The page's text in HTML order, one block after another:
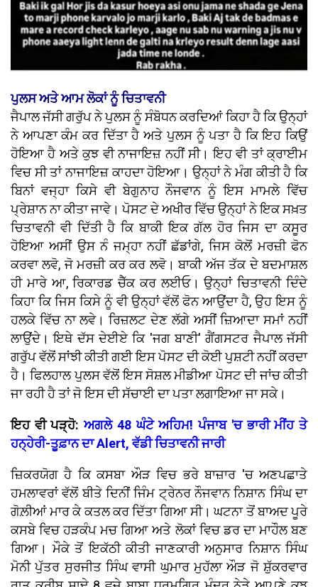
ਪੁਲਸ ਅਤੇ ਆਮ ਲੋਕਾਂ ਨੂੰ ਚਿਤਾਵਨੀ
ਜੈਪਾਲ ਜੱਸੀ ਗਰੁੱਪ ਨੇ ਪੁਲਸ ਨੂੰ ਸੰਬੋਧਨ ਕਰਦਿਆਂ ਕਿਹਾ ਹੈ ਕਿ ਉਨ੍ਹਾਂ
ਨੇ ਆਪਣਾ ਕੰਮ ਕਰ ਦਿੱਤਾ ਹੈ ਅਤੇ ਪੁਲਸ ਨੂੰ ਪਤਾ ਹੈ ਕਿ ਇਹ ਕਿਉਂ
ਹੋਇਆ ਹੈ ਅਤੇ ਕੁਝ ਵੀ ਨਾਜਾਇਜ਼ ਨਹੀਂ ਸੀ। ਇਹ ਵੀ ਤਾਂ ਕ੍ਰਾਈਮ
ਵਿਚ ਸੀ ਤਾਂ ਨਾਜਾਇਜ਼ ਕਾਹਦਾ ਹੋਇਆ। ਉਨ੍ਹਾਂ ਨੇ ਮੰਗ ਕੀਤੀ ਹੈ ਕਿ
ਬਿਨਾਂ ਵਜ੍ਹਾ ਕਿਸੇ ਵੀ ਬੇਗੁਨਾਹ ਨੌਜਵਾਨ ਨੂੰ ਇਸ ਮਾਮਲੇ ਵਿੱਚ
ਪ੍ਰੇਸ਼ਾਨ ਨਾ ਕੀਤਾ ਜਾਵੇ। ਪੋਸਟ ਦੇ ਅਖੀਰ ਵਿੱਚ ਉਨ੍ਹਾਂ ਨੇ ਇਕ ਸਖ਼ਤ
ਚਿਤਾਵਨੀ ਵੀ ਦਿੱਤੀ ਹੈ ਕਿ ਬਾਕੀ ਇਕ ਗੱਲ ਹੋਰ ਜਿਸ ਦਾ ਕਸੂਰ
ਹੋਇਆ ਅਸੀਂ ਉਸ ਨੰ ਜਮ੍ਹਾ ਨਹੀਂ ਛੱਡਾਂਗੇ, ਜਿਸ ਕੋਲੋਂ ਮਰਜ਼ੀ ਫੋਨ
ਕਰਵਾ ਲਵੋ, ਜੋ ਮਰਜ਼ੀ ਕਰ ਕਰ ਲਵੋ। ਬਾਕੀ ਅੱਜ ਤੱਕ ਦੇ ਬਦਮਾਸ਼ਲ
ਹੀ ਮਾਰੇ ਆ, ਰਿਕਾਰਡ ਚੈੱਕ ਕਰ ਲਈਓ। ਉਨ੍ਹਾਂ ਚਿਤਾਵਨੀ ਦਿੰਦੇ
ਕਿਹਾ ਕਿ ਜਿਸ ਕਿਸੇ ਨੂੰ ਵੀ ਉਨ੍ਹਾਂ ਵੱਲੋਂ ਫੋਨ ਆਉਂਦਾ ਹੈ, ਉਹ ਇਸ ਨੂੰ
ਹਲਕੇ ਵਿੱਚ ਨਾ ਲਵੇ। ਰਿਜ਼ਲਟ ਦੇਣ ਲੱਗੇ ਅਸੀਂ ਜ਼ਿਆਦਾ ਸਮਾਂ ਨਹੀਂ
ਲਾਉਂਦੇ। ਇਥੇ ਦੱਸ ਦੇਈਏ ਕਿ 'ਜਗ ਬਾਣੀ' ਗੈਂਗਸਟਰ ਜੈਪਾਲ ਜੱਸੀ
ਗਰੁੱਪ ਵੱਲੋਂ ਸਾਂਝੀ ਕੀਤੀ ਗਈ ਇਸ ਪੋਸਟ ਦੀ ਕੋਈ ਪੁਸ਼ਟੀ ਨਹੀਂ ਕਰਦਾ
ਹੈ। ਫਿਲਹਾਲ ਪੁਲਸ ਵੱਲੋਂ ਇਸ ਸੋਸ਼ਲ ਮੀਡੀਆ ਪੋਸਟ ਦੀ ਜਾਂਚ ਕੀਤੀ
ਜਾ ਰਹੀ ਹੈ ਤਾਂ ਜੋ ਇਸ ਦੀ ਸੱਚਾਈ ਦਾ ਪਤਾ ਲਗਾਇਆ ਜਾ ਸਕੇ।
ਇਹ ਵੀ ਪੜ੍ਹੋ:ਅਗਲੇ 48 ਘੰਟੇ ਅਹਿਮ! ਪੰਜਾਬ 'ਚ ਭਾਰੀ ਮੀਂਹ ਤੇ
ਹਨ੍ਹੇਰੀ-ਤੂਫ਼ਾਨ ਦਾ Alert, ਵੱਡੀ ਚਿਤਾਵਨੀ ਜਾਰੀ
ਜ਼ਿਕਰਯੋਗ ਹੈ ਕਿ ਕਸਬਾ ਔੜ ਵਿਚ ਭਰੇ ਬਾਜ਼ਾਰ 'ਚ ਅਣਪਛਾਤੇ
ਹਮਲਾਵਰਾਂ ਵੱਲੋਂ ਬੀਤੇ ਦਿਨੀਂ ਜਿੰਮ ਟ੍ਰੇਨਰ ਨੌਜਵਾਨ ਨਿਸ਼ਾਨ ਸਿੰਘ ਦਾ
ਗੋਲ਼ੀਆਂ ਮਾਰ ਕੇ ਕਤਲ ਕਰ ਦਿੱਤਾ ਗਿਆ ਸੀ। ਘਟਨਾ ਤੋਂ ਬਾਅਦ ਪੂਰੇ
ਕਸਬੇ ਵਿਚ ਹੜਕੰਪ ਮਚ ਗਿਆ ਅਤੇ ਲੋਕਾਂ ਵਿਚ ਡਰ ਦਾ ਮਾਹੌਲ ਬਣ
ਗਿਆ। ਮੌਕੇ ਤੋਂ ਇਕੱਠੀ ਕੀਤੀ ਜਾਣਕਾਰੀ ਅਨੁਸਾਰ ਨਿਸ਼ਾਨ ਸਿੰਘ
ਮੋਨੀ ਪੁੱਤਰ ਸੁਰਜੀਤ ਸਿੰਘ ਵਾਸੀ ਘੁਮਾਰ ਮੁਹੱਲਾ ਔੜ ਜੋ ਸ਼ੁੱਕਰਵਾਰ